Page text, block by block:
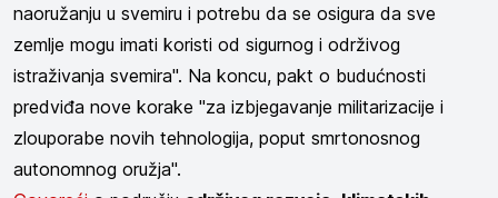
naoružanju u svemiru i potrebu da se osigura da sve
zemlje mogu imati koristi od sigurnog i održivog
istraživanja svemira". Na koncu, pakt o budućnosti
predviđa nove korake "za izbjegavanje militarizacije i
zlouporabe novih tehnologija, poput smrtonosnog
autonomnog oružja".